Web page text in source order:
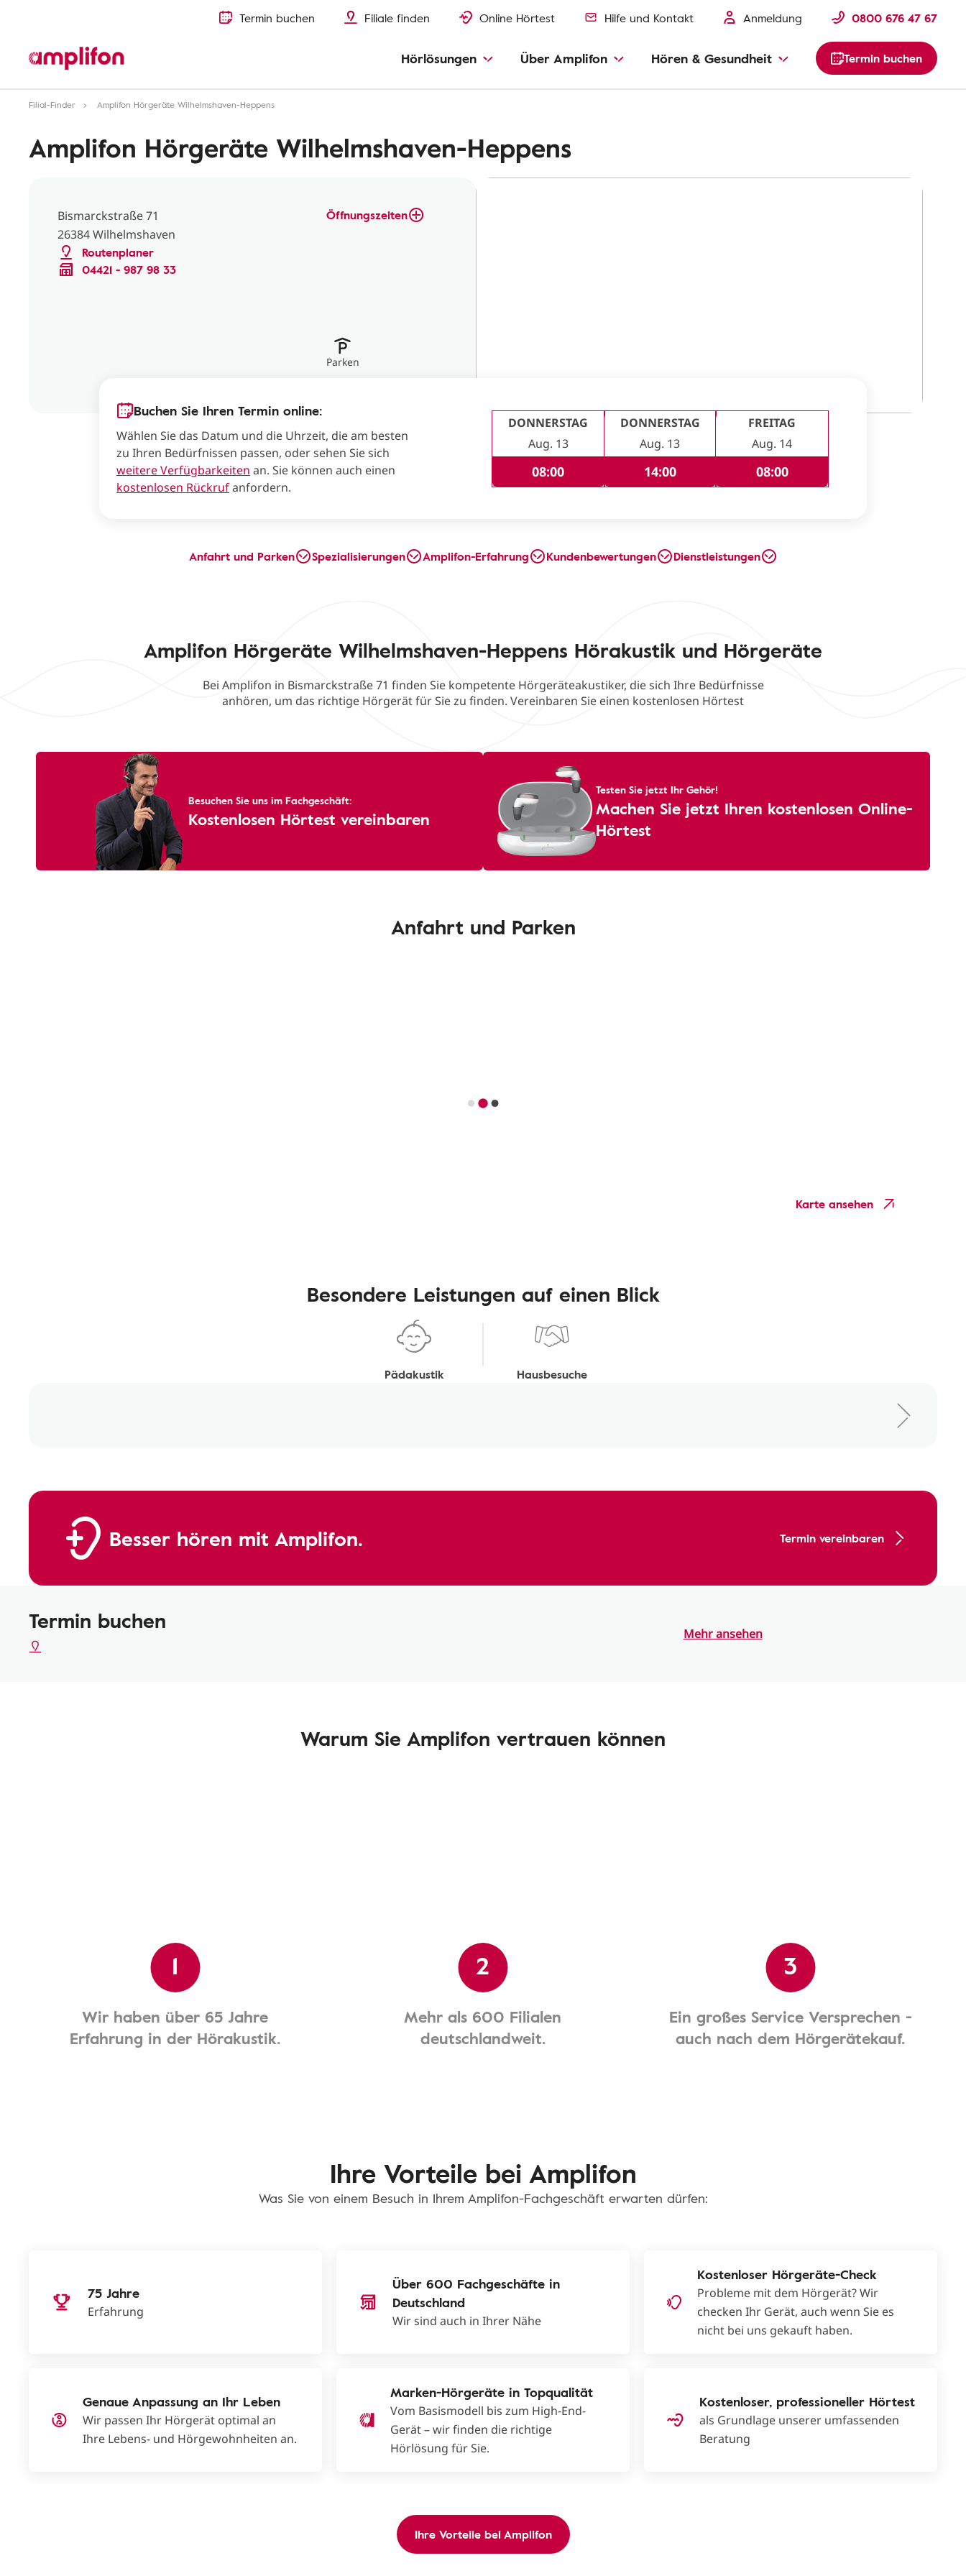
Termin buchen Filiale finden Online Hörtest Hilfe und Kontakt Anmeldung 0800 676 47 67
Hörlösungen Über Amplifon Hören & Gesundheit Termin buchen
Filial-Finder Amplifon Hörgeräte Wilhelmshaven-Heppens
Amplifon Hörgeräte Wilhelmshaven-Heppens
Bismarckstraße 71
26384 Wilhelmshaven
Routenplaner
04421 - 987 98 33
Öffnungszeiten
Parken
Buchen Sie Ihren Termin online:
Wählen Sie das Datum und die Uhrzeit, die am besten
zu Ihren Bedürfnissen passen, oder sehen Sie sich
weitere Verfügbarkeiten an. Sie können auch einen
kostenlosen Rückrufanfordern.
DONNERSTAG
Aug. 13
08:00
DONNERSTAG
Aug. 13
14:00
FREITAG
Aug. 14
08:00
Anfahrt und Parken Spezialisierungen Amplifon-Erfahrung Kundenbewertungen Dienstleistungen
Amplifon Hörgeräte Wilhelmshaven-Heppens Hörakustik und Hörgeräte
Bei Amplifon in Bismarckstraße 71 finden Sie kompetente Hörgeräteakustiker, die sich Ihre Bedürfnisse
anhören, um das richtige Hörgerät für Sie zu finden. Vereinbaren Sie einen kostenlosen Hörtest
Besuchen Sie uns im Fachgeschäft:
Kostenlosen Hörtest vereinbaren
Testen Sie jetzt Ihr Gehör!
Machen Sie jetzt Ihren kostenlosen Online-
Hörtest
Anfahrt und Parken
Karte ansehen
Besondere Leistungen auf einen Blick
Pädakustik Hausbesuche
Besser hören mit Amplifon. Termin vereinbaren
Termin buchen Mehr ansehen
Warum Sie Amplifon vertrauen können
1
Wir haben über 65 Jahre
Erfahrung in der Hörakustik.
2
Mehr als 600 Filialen
deutschlandweit.
3
Ein großes Service Versprechen -
auch nach dem Hörgerätekauf.
Ihre Vorteile bei Amplifon
Was Sie von einem Besuch in Ihrem Amplifon-Fachgeschäft erwarten dürfen:
75 Jahre
Erfahrung
Über 600 Fachgeschäfte in
Deutschland
Wir sind auch in Ihrer Nähe
Kostenloser Hörgeräte-Check
Probleme mit dem Hörgerät? Wir
checken Ihr Gerät, auch wenn Sie es
nicht bei uns gekauft haben.
Genaue Anpassung an Ihr Leben
Wir passen Ihr Hörgerät optimal an
Ihre Lebens- und Hörgewohnheiten an.
Marken-Hörgeräte in Topqualität
Vom Basismodell bis zum High-End-
Gerät – wir finden die richtige
Hörlösung für Sie.
Kostenloser, professioneller Hörtest
als Grundlage unserer umfassenden
Beratung
Ihre Vorteile bei Amplifon